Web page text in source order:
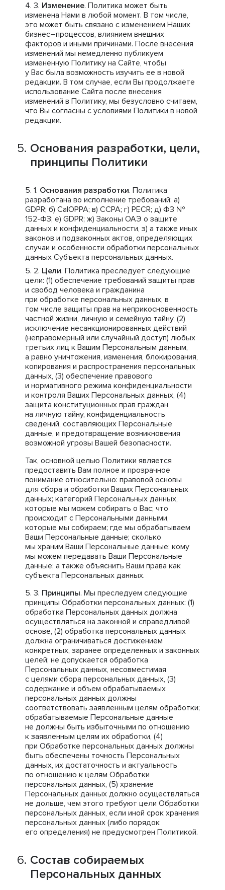
Изменение. Политика может быть
изменена Нами в любой момент. В том числе,
это может быть связано с изменением Наших
бизнес–процессов, влиянием внешних
факторов и иными причинами. После внесения
изменений мы немедленно публикуем
измененную Политику на Сайте, чтобы
у Вас была возможность изучить ее в новой
редакции. В том случае, если Вы продолжаете
использование Сайта после внесения
изменений в Политику, мы безусловно считаем,
что Вы согласны с условиями Политики в новой
редакции.
Основания разработки, цели,
принципы Политики
Основания разработки. Политика
разработана во исполнение требований: a)
GDPR; б) CalOPPA; в) CCPA; г) PECR; д) ФЗ №
152-ФЗ; е) GDPR; ж) Законы ОАЭ о защите
данных и конфиденциальности, з) а также иных
законов и подзаконных актов, определяющих
случаи и особенности обработки персональных
данных Субъекта персональных данных.
Цели. Политика преследует следующие
цели: (1) обеспечение требований защиты прав
и свобод человека и гражданина
при обработке персональных данных, в
том числе защиты прав на неприкосновенность
частной жизни, личную и семейную тайну, (2)
исключение несанкционированных действий
(неправомерный или случайный доступ) любых
третьих лиц к Вашим Персональным данным,
а равно уничтожения, изменения, блокирования,
копирования и распространения персональных
данных, (3) обеспечение правового
и нормативного режима конфиденциальности
и контроля Ваших Персональных данных, (4)
защита конституционных прав граждан
на личную тайну, конфиденциальность
сведений, составляющих Персональные
данные, и предотвращение возникновения
возможной угрозы Вашей безопасности.
Так, основной целью Политики является
предоставить Вам полное и прозрачное
понимание относительно: правовой основы
для сбора и обработки Ваших Персональных
данных; категорий Персональных данных,
которые мы можем собирать о Вас; что
происходит с Персональными данными,
которые мы собираем; где мы обрабатываем
Ваши Персональные данные; сколько
мы храним Ваши Персональные данные; кому
мы можем передавать Ваши Персональные
данные; а также объяснить Ваши права как
субъекта Персональных данных.
Принципы. Мы преследуем следующие
принципы Обработки персональных данных: (1)
обработка Персональных данных должна
осуществляться на законной и справедливой
основе, (2) обработка персональных данных
должна ограничиваться достижением
конкретных, заранее определенных и законных
целей; не допускается обработка
Персональных данных, несовместимая
с целями сбора персональных данных, (3)
содержание и объем обрабатываемых
персональных данных должны
соответствовать заявленным целям обработки;
обрабатываемые Персональные данные
не должны быть избыточными по отношению
к заявленным целям их обработки, (4)
при Обработке персональных данных должны
быть обеспечены точность Персональных
данных, их достаточность и актуальность
по отношению к целям Обработки
персональных данных, (5) хранение
Персональных данных должно осуществляться
не дольше, чем этого требуют цели Обработки
персональных данных, если иной срок хранения
персональных данных (либо порядок
его определения) не предусмотрен Политикой.
Состав собираемых
Персональных данных